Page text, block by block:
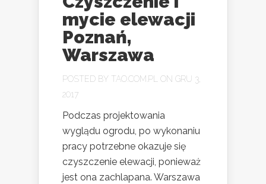
mycie elewacji
Poznań,
Warszawa
POSTED BY TAO.COM.PL
ON GRU 3,
2017
Podczas projektowania
wyglądu ogrodu, po wykonaniu
pracy potrzebne okazuje się
czyszczenie elewacji, ponieważ
jest ona zachlapana. Warszawa